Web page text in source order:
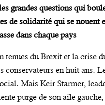
grandes questions qui
de solidarité qui se nouent
dans chaque pays
tenues du Brexit et la crise
conservateurs en huit ans.
Mais Keir Starmer,
purge de son aile